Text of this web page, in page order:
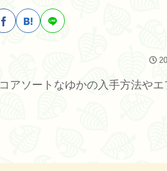
アソートなゆかの入手方法や